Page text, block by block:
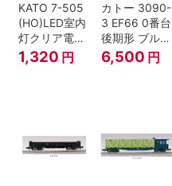
KATO 7-505
(HO)LED室内
灯クリア電球
色
1,320 円
カトー 3090-
3 EF66 0番台
後期形 ブルー
トレイン牽引
機
6,500 円